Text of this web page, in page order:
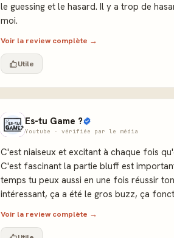
le guessing et le hasard. Il y a trop de
moi.
Voir la review complète →
Utile
Es-tu Game ?
Youtube · vérifiée par le média
C'est niaiseux et excitant à chaque fois
C'est fascinant la partie bluff est
temps tu peux aussi en une fois réussir
intéressant, ça a été le gros buzz, ça
Voir la review complète →